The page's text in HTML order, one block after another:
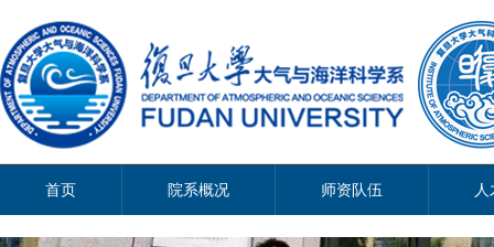
首页 院系概况 师资队伍 人